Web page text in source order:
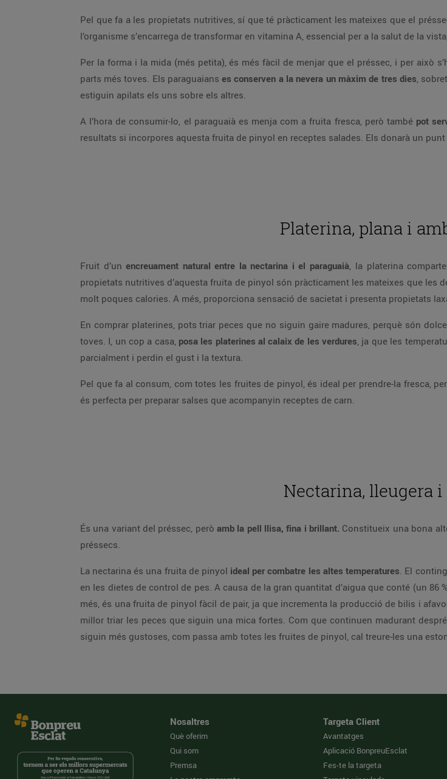
Pel que fa a les propietats nutritives, sí que té pràcticament les mateixes que el
l’organisme s’encarrega de transformar en vitamina A, essencial per a la salut de la
Per la forma i la mida (més petita), és més fàcil de menjar que el préssec, i per això
parts més toves. Els paraguaians es conserven a la nevera un màxim de tres dies,
estiguin apilats els uns sobre els altres.
A l’hora de consumir-lo, el paraguaià es menja com a fruita fresca, però també pot
resultats si incorpores aquesta fruita de pinyol en receptes salades. Els donarà un
Platerina, plana i
Fruit d’un encreuament natural entre la nectarina i el paraguaià, la platerina
propietats nutritives d’aquesta fruita de pinyol són pràcticament les mateixes que les
molt poques calories. A més, proporciona sensació de sacietat i presenta propietats
En comprar platerines, pots triar peces que no siguin gaire madures, perquè són
toves. I, un cop a casa, posa les platerines al calaix de les verdures, ja que les
parcialment i perdin el gust i la textura.
Pel que fa al consum, com totes les fruites de pinyol, és ideal per prendre-la fresca,
és perfecta per preparar salses que acompanyin receptes de carn.
Nectarina, lleugera
És una variant del préssec, però amb la pell llisa, fina i brillant. Constitueix una bona
préssecs.
La nectarina és una fruita de pinyol ideal per combatre les altes temperatures. El
en les dietes de control de pes. A causa de la gran quantitat d’aigua que conté (un 86
més, és una fruita de pinyol fàcil de pair, ja que incrementa la producció de bilis i
millor triar les peces que siguin una mica fortes. Com que continuen madurant
siguin més gustoses, com passa amb totes les fruites de pinyol, cal treure-les una
Nosaltres
Què oferim
Qui som
Premsa
Targeta Client
Avantatges
Aplicació BonpreuEsclat
Fes-te la targeta